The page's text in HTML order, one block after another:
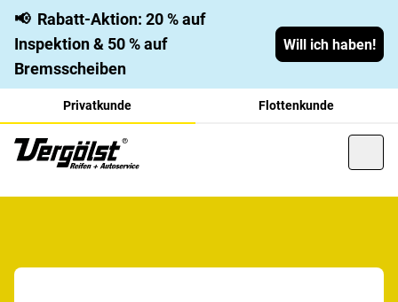
📢 Rabatt-Aktion: 20 % auf
Inspektion & 50 % auf
Bremsscheiben
Will ich haben!
Privatkunde Flottenkunde